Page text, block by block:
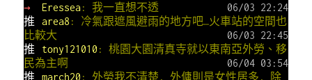
→
Eressea: 我一直想不透
06/03 22:24
推
area8 : 冷氣跟遮風避雨的地方吧…火車站的空間也
比較大
06/03 22:45
推
tony121010 : 桃園大園清真寺就以東南亞外勞、移
民為主啊
06/04 03:54
推
march20 : 外勞我不清楚, 外傭則是女性居多, 除